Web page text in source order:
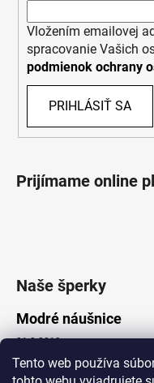
Tento web používa
Vložením emailovej
spracovanie Vašich
podmienok ochrany
PRIHLÁSIŤ SA
Prijímame online
Naše šperky
Modré náušnice
21.8.2019